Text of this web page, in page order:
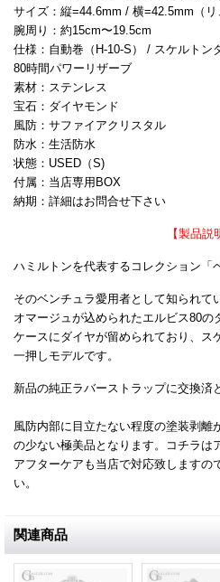
サイズ：縦=44.6mm / 横=42.5mm（リ
腕周り：約15cm〜19.5cm
仕様：自動巻（H-10-S） / スケルトン
80時間パワーリザーブ
素材：ステンレス
宝石：ダイヤモンド
風防：サファイアクリスタル
防水：生活防水
状態：USED（S)
付属：当店専用BOX
納期：詳細はお問合せ下さい
【製品説
ハミルトンを代表するコレクション「
そのベンチュラ愛用者として知られて
オマージュが込められたエルビス80
ケースにダイヤが留められており、ス
一押しモデルです。
新品の純正ラバーストラップに交換済
風防内部に目立たない程度の塗装剥離
の少ない極美品となります。コチラは
アフターケアも当店で対応致しますの
い。
関連商品